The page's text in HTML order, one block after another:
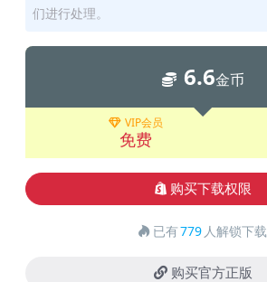
们进行处理。
6.6金币
VIP会员
免费
购买下载权限
已有779 人解锁下载
购买官方正版